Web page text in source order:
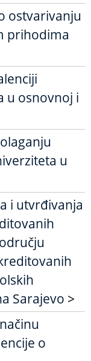
ostvarivanju
prihodima
u osnovnoj i
u
i utvrđivanja
Sarajevo >
o